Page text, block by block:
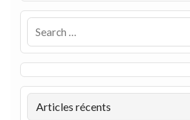
Articles récents